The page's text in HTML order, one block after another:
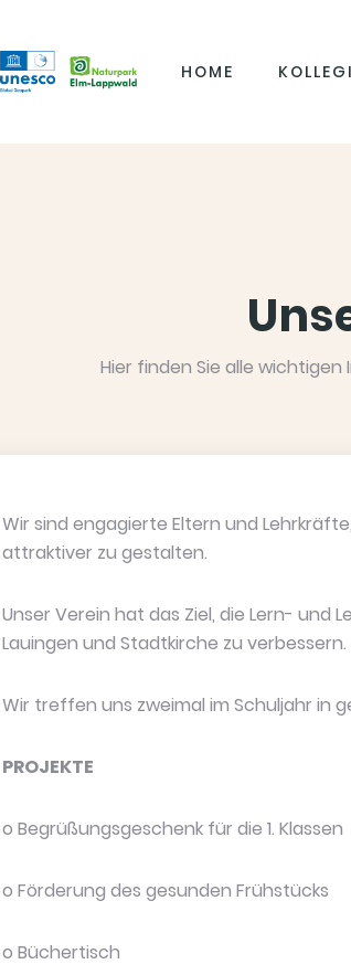
HOME
Hier finden Sie alle
Wir sind engagierte Eltern und
attraktiver zu gestalten.
Unser Verein hat das Ziel, die Lern- und
Lauingen und Stadtkirche zu verbessern.
Wir treffen uns zweimal im Schuljahr in
PROJEKTE
o Begrüßungsgeschenk für die 1. Klassen
o Förderung des gesunden Frühstücks
o Büchertisch